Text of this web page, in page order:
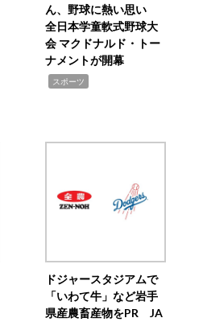
ん、野球に熱い思い
全日本学童軟式野球大
会 マクドナルド・トー
ナメントが開幕
スポーツ
ドジャースタジアムで
「いわて牛」など岩手
県産農畜産物をPR JA